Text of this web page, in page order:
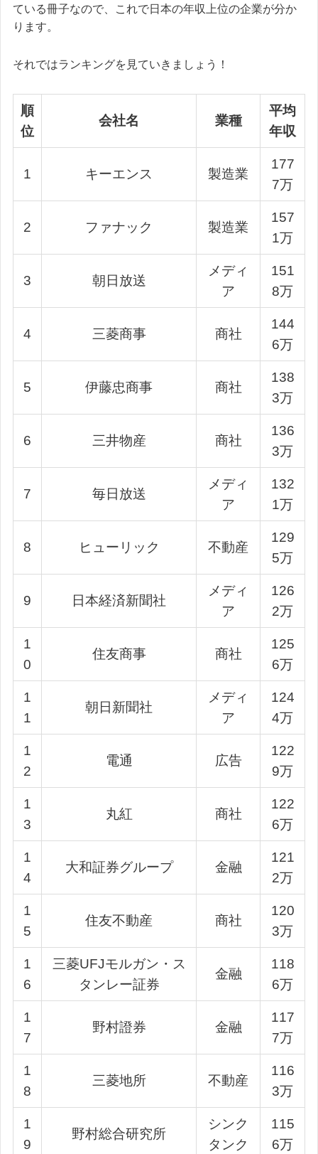
ている冊子なので、これで日本の年収上位の企業が分か
ります。
それではランキングを見ていきましょう！
順
位
会社名 業種
平均
年収
1 キーエンス 製造業
177
7万
2 ファナック 製造業
157
1万
3 朝日放送
メディ
ア
151
8万
4 三菱商事 商社
144
6万
5 伊藤忠商事 商社
138
3万
6 三井物産 商社
136
3万
7 毎日放送
メディ
ア
132
1万
8 ヒューリック 不動産
129
5万
9 日本経済新聞社
メディ
ア
126
2万
1
0
住友商事 商社
125
6万
1
1
朝日新聞社
メディ
ア
124
4万
1
2
電通 広告
122
9万
1
3
丸紅 商社
122
6万
1
4
大和証券グループ 金融
121
2万
1
5
住友不動産 商社
120
3万
1
6
三菱UFJモルガン・ス
タンレー証券
金融
118
6万
1
7
野村證券 金融
117
7万
1
8
三菱地所 不動産
116
3万
1
9
野村総合研究所
シンク
タンク
115
6万